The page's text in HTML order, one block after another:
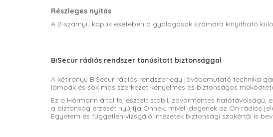
Részleges nyitás
A 2-szárnyú kapuk esetében a gyalogosok számára kinyitható
BiSecur rádiós rendszer tanúsított biztonsággal
A kétirányú BiSecur rádiós rendszer egy jövőbemutató technika
lámpák és sok más szerkezet kényelmes és biztonságos
Ez a Hörmann által fejlesztett stabil, zavarmentes hatótávolságú,
a biztonság érzését nyújtja Önnek, mivel idegenek az Ön rádiós
Egyetem és független vizsgáló intézetek biztonsági szakértői is